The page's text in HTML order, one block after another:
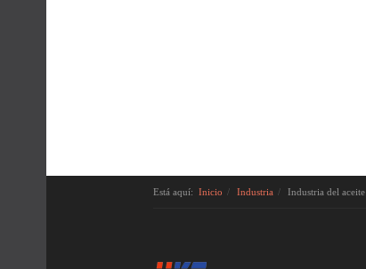
Está aquí: Inicio Industria Industria del aceite